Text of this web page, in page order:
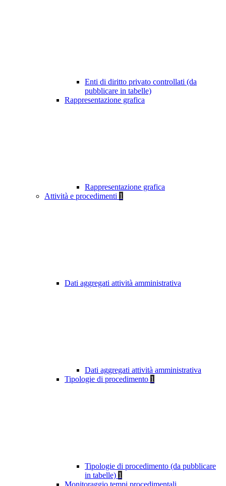
Enti di diritto privato controllati (da
pubblicare in tabelle)
Rappresentazione grafica
Rappresentazione grafica
Attività e procedimenti 1
Dati aggregati attività amministrativa
Dati aggregati attività amministrativa
Tipologie di procedimento 1
Tipologie di procedimento (da pubblicare
in tabelle) 1